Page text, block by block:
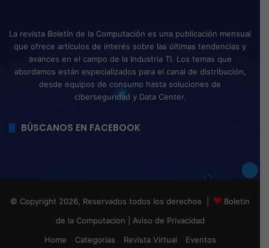
La revista Boletín de la Computación es una publicación mensual
que ofrece artículos de interés sobre las últimas tendencias y
avances en el campo de la Industria TI. Los temas que
abordamos están especializados para el canal de distribución,
desde equipos de consumo hasta soluciones de
ciberseguridad y Data Center.
BÚSCANOS EN FACEBOOK
© Copyright 2026, Reservados todos los derechos |
Boletin
de la Computacion
Aviso de Privacidad
Home
Categorias Revista Virtual Eventos